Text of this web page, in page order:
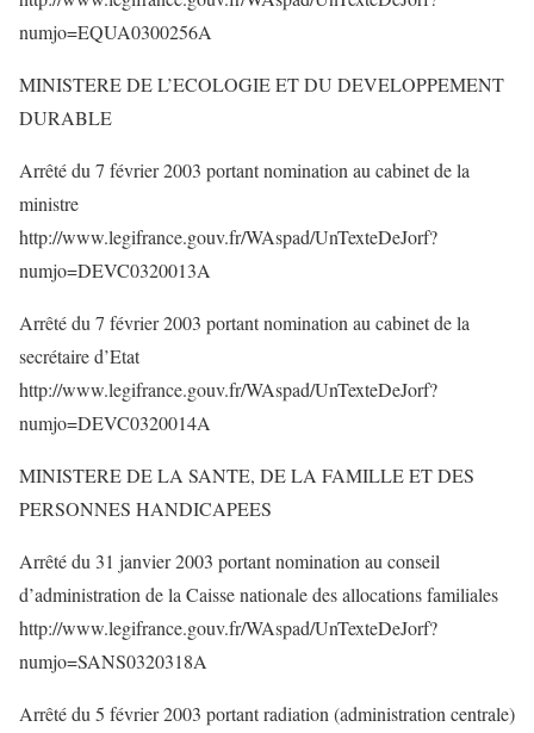
numjo=EQUA0300256A
MINISTERE DE L’ECOLOGIE ET DU DEVELOPPEMENT
DURABLE
Arrêté du 7 février 2003 portant nomination au cabinet de la
ministre
http://www.legifrance.gouv.fr/WAspad/UnTexteDeJorf?
numjo=DEVC0320013A
Arrêté du 7 février 2003 portant nomination au cabinet de la
secrétaire d’Etat
http://www.legifrance.gouv.fr/WAspad/UnTexteDeJorf?
numjo=DEVC0320014A
MINISTERE DE LA SANTE, DE LA FAMILLE ET DES
PERSONNES HANDICAPEES
Arrêté du 31 janvier 2003 portant nomination au conseil
d’administration de la Caisse nationale des allocations familiales
http://www.legifrance.gouv.fr/WAspad/UnTexteDeJorf?
numjo=SANS0320318A
Arrêté du 5 février 2003 portant radiation (administration centrale)